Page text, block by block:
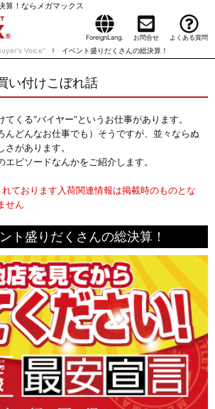
算！ならメガマックス
ForeignLang. お問合せ よくある質問
Voice" イベント盛りだくさんの総決算！
い付けこぼれ話
くる“バイヤー”というお仕事があります。
んどんなお仕事でも）そうですが、並々ならぬ
があります。
エピソードなんかをご紹介します。
ております入荷関連情報は掲載時のものとな
せん
ト盛りだくさんの総決算！